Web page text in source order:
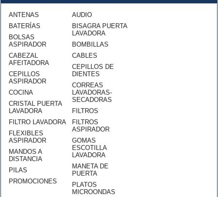
ANTENAS
BATERÍAS
BOLSAS
ASPIRADOR
CABEZAL
AFEITADORA
CEPILLOS
ASPIRADOR
COCINA
CRISTAL PUERTA
LAVADORA
FILTRO LAVADORA
FLEXIBLES
ASPIRADOR
MANDOS A
DISTANCIA
PILAS
PROMOCIONES
AUDIO
BISAGRA PUERTA
LAVADORA
BOMBILLAS
CABLES
CEPILLOS DE
DIENTES
CORREAS
LAVADORAS-
SECADORAS
FILTROS
FILTROS
ASPIRADOR
GOMAS
ESCOTILLA
LAVADORA
MANETA DE
PUERTA
PLATOS
MICROONDAS